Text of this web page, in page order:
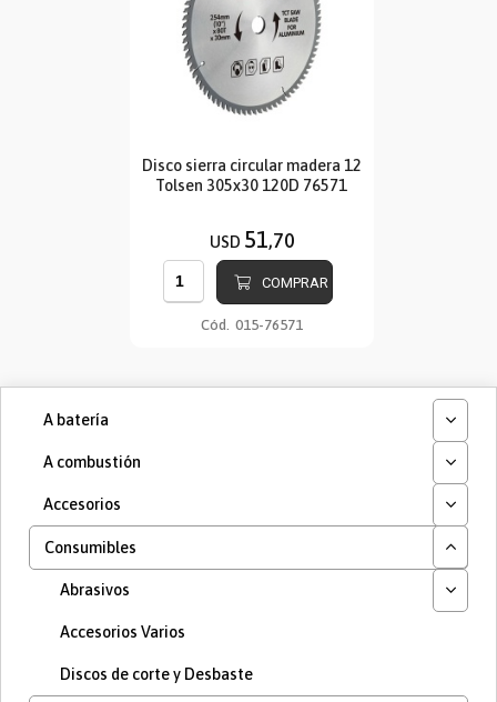
Disco sierra circular madera 12
Tolsen 305x30 120D 76571
USD 51,70
COMPRAR
Cód. 015-76571
A batería
A combustión
Accesorios
Consumibles
Abrasivos
Accesorios Varios
Discos de corte y Desbaste